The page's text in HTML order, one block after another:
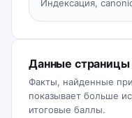
Индексация,
Данные страницы
Факты, найденные
показывает больше
итоговые баллы.